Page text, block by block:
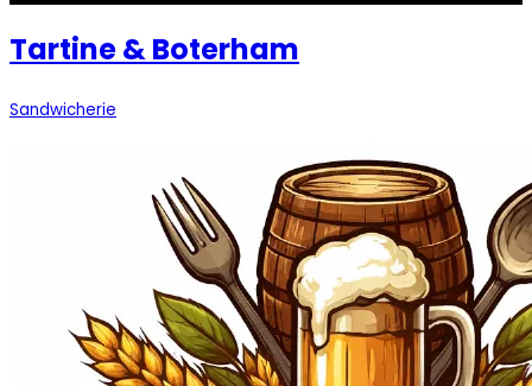
Tartine & Boterham
Sandwicherie